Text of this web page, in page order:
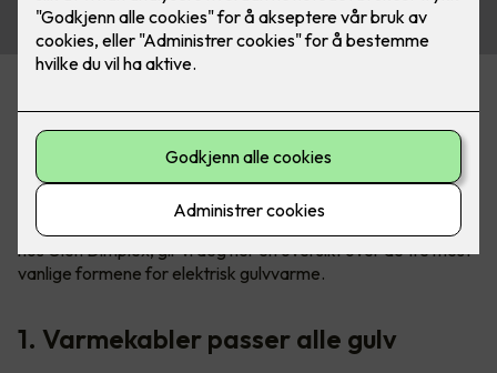
gulvvarme, men spesielt varmefolie blir stadig mer populært.
Om du skal velge det ene eller det andre avhenger av
underlag, hvilket gulv du skal legge over, plassering og
størrelse på rommet.
Sammen med Kim Due-Sørensen, produktsjef for gulvvarme
hos Glen Dimplex, gir vi deg her en oversikt over de tre mest
vanlige formene for elektrisk gulvvarme.
1. Varmekabler passer alle gulv